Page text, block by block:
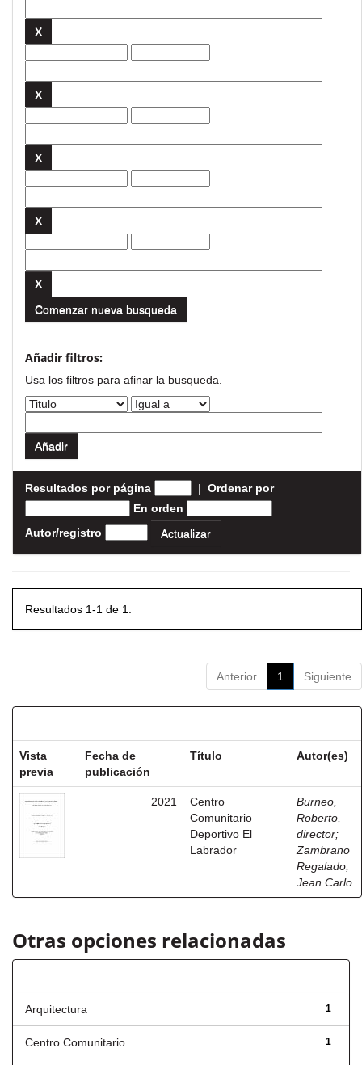
Comenzar nueva busqueda
Añadir filtros:
Usa los filtros para afinar la busqueda.
Resultados por página | Ordenar por
En orden
Autor/registro
Resultados 1-1 de 1.
Anterior 1 Siguiente
Vista
previa
Fecha de
publicación
Título Autor(es)
2021
Centro
Comunitario
Deportivo El
Labrador
Burneo,
Roberto,
director;
Zambrano
Regalado,
Jean Carlo
Otras opciones relacionadas
1
Arquitectura
1
Centro Comunitario